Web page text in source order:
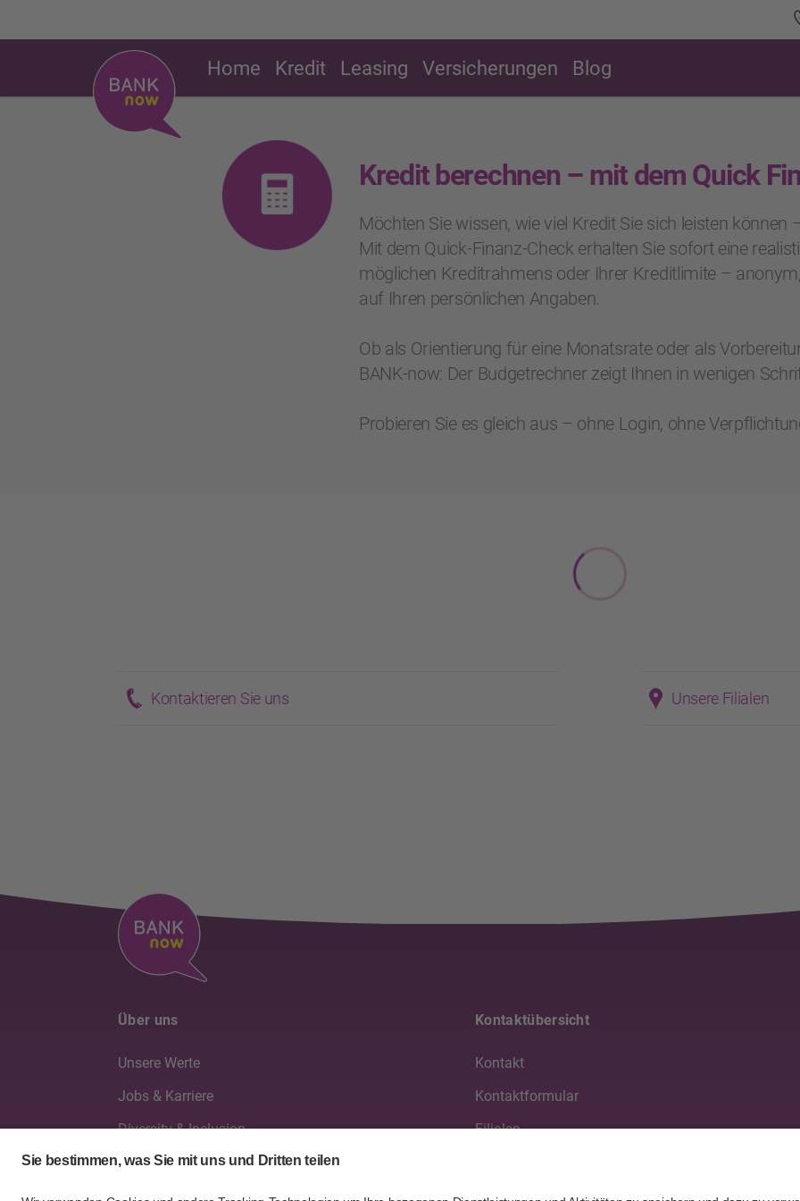
Home Kredit Leasing Versicherungen Blog
Kredit berechnen – mit dem Quick
Möchten Sie wissen, wie viel Kredit Sie sich leisten können
Mit dem Quick-Finanz-Check erhalten Sie sofort eine
möglichen Kreditrahmens oder Ihrer Kreditlimite –
auf Ihren persönlichen Angaben.
Ob als Orientierung für eine Monatsrate oder als
BANK-now: Der Budgetrechner zeigt Ihnen in wenigen
Probieren Sie es gleich aus – ohne Login, ohne
Kontaktieren Sie uns Unsere Filialen
Über uns
Unsere Werte
Jobs & Karriere
Diversity & Inclusion
Verwaltung & Geschäftsleitung
Geschäftsberichte
Kontaktübersicht
Kontakt
Kontaktformular
Filialen
Partner